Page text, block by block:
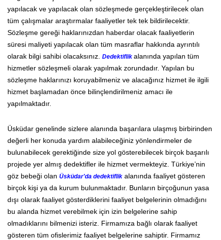
yapılacak ve yapılacak olan sözleşmede gerçekleştirilecek olan
tüm çalışmalar araştırmalar faaliyetler tek tek bildirilecektir.
Sözleşme gereği haklarınızdan haberdar olacak faaliyetlerin
süresi maliyeti yapılacak olan tüm masraflar hakkında ayrıntılı
olarak bilgi sahibi olacaksınız. Dedektiflik alanında yapılan tüm
hizmetler sözleşmeli olarak yapılmak zorundadır. Yapılan bu
sözleşme haklarınızı koruyabilmeniz ve alacağınız hizmet ile ilgili
hizmet başlamadan önce bilinçlendirilmeniz amacı ile
yapılmaktadır.
Üsküdar genelinde sizlere alanında başarılara ulaşmış birbirinden
değerli her konuda yardım alabileceğiniz yönlendirmeler de
bulunabilecek gerektiğinde size yol gösterebilecek birçok başarılı
projede yer almış dedektifler ile hizmet vermekteyiz. Türkiye’nin
göz bebeği olan Üsküdar'da dedektiflik alanında faaliyet gösteren
birçok kişi ya da kurum bulunmaktadır. Bunların birçoğunun yasa
dışı olarak faaliyet gösterdiklerini faaliyet belgelerinin olmadığını
bu alanda hizmet verebilmek için izin belgelerine sahip
olmadıklarını bilmenizi isteriz. Firmamıza bağlı olarak faaliyet
gösteren tüm ofislerimiz faaliyet belgelerine sahiptir. Firmamız